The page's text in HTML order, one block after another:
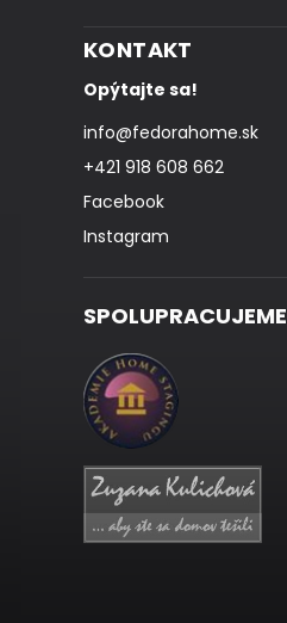
KONTAKT
Opýtajte sa!
info@fedorahome.sk
+421 918 608 662
Facebook
Instagram
SPOLUPRACUJEME